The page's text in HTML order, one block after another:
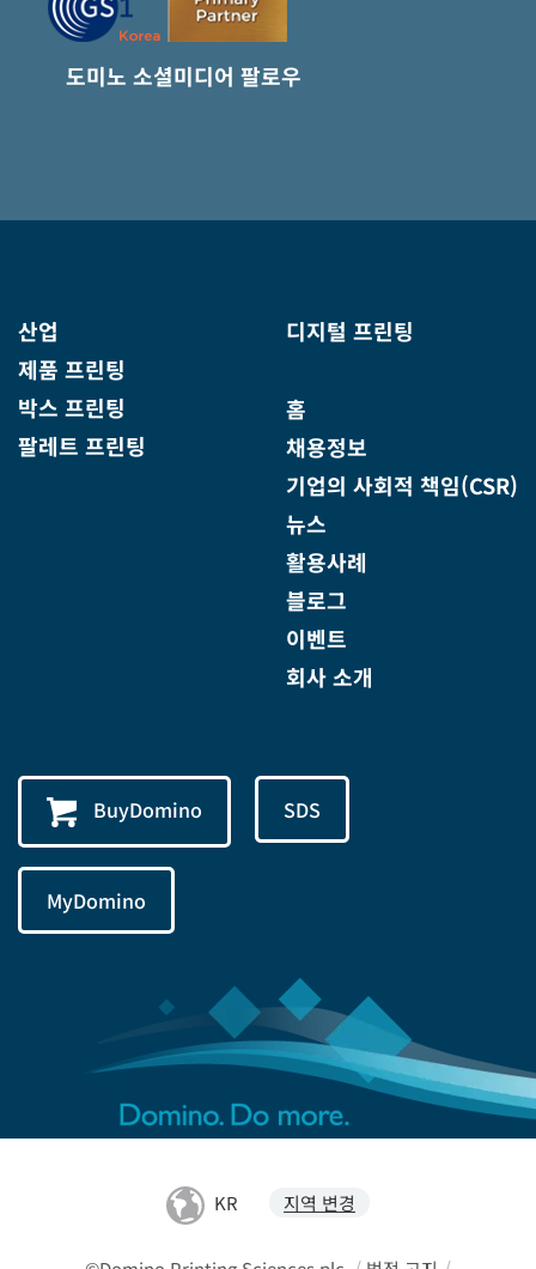
도미노 소셜미디어 팔로우
산업
제품 프린팅
박스 프린팅
팔레트 프린팅
디지털 프린팅
홈
채용정보
기업의 사회적 책임(CSR)
뉴스
활용사례
블로그
이벤트
회사 소개
BuyDomino SDS
MyDomino
KR 지역 변경